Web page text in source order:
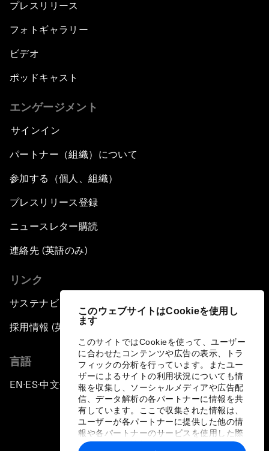
このウェブサイトはCookieを使用し
ます
このサイトではCookieを使って、ユーザー
に合わせたコンテンツや広告の表示、トラ
フィックの分析を行っています。またユー
ザーによるサイトの利用状況についても情
報を収集し、ソーシャルメディアや広告配
信、データ解析の各パートナーに情報を共
有しています。ここで収集された情報は、
ユーザーが各パートナーに提供した他の情
報や各パートナーのサービスを使用した際
に収集された情報と組み合わされ、各パー
プレスリリース
フォトギャラリー
ビデオ
ポッドキャスト
エンゲージメント
サインイン
パートナー（組織）について
参加する（個人、組織）
プレスリリース登録
ニュースレター購読
連絡先 (英語のみ)
リンク
サステナビリティへの取り組み
採用情報 (英語のみ)
言語
EN ▪ES▪中文▪ 日本語